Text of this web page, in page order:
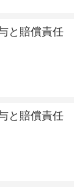
と賠償責任
と賠償責任